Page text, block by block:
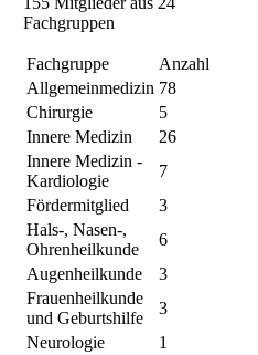
Fachgruppen
Fachgruppe
Anzahl
Allgemeinmedizin 78
Chirurgie
5
Innere Medizin
26
Innere Medizin -
Kardiologie
7
Fördermitglied
3
Hals-, Nasen-,
Ohrenheilkunde
6
Augenheilkunde
3
Frauenheilkunde
und Geburtshilfe
3
Neurologie
1